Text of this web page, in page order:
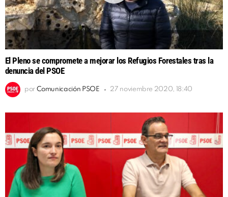
El Pleno se compromete a mejorar los Refugios Forestales tras la
denuncia del PSOE
por Comunicación PSOE 27 noviembre 2020, 18:40